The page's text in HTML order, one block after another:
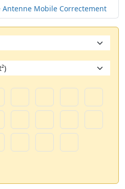
Mobile Correctement